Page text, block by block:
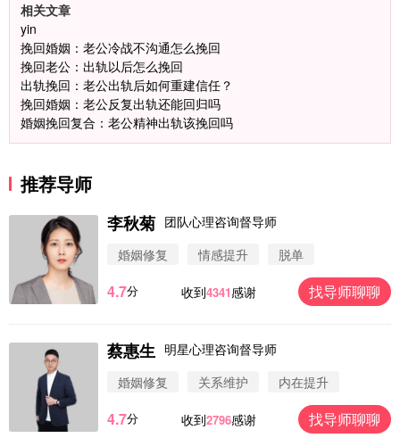
相关文章
yin
挽回婚姻：老公冷战不沟通怎么挽回
挽回老公：出轨以后怎么挽回
出轨挽回：老公出轨后如何重建信任？
挽回婚姻：老公反复出轨还能回归吗
婚姻挽回复合：老公精神出轨该挽回吗
推荐导师
李秋菊 团队心理咨询督导师
婚姻修复
情感提升 脱单
4.7分 收到4341感谢 找导师聊聊
蔡惠生 明星心理咨询督导师
婚姻修复
关系维护 内在提升
4.7分 收到2796感谢 找导师聊聊
微信用户 圆圈 通过此页面咨询，已获得专属情感方
案
微信用户 Vnno 通过此页面咨询，已获得专属情感方